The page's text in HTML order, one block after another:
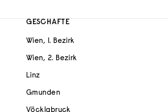
GESCHÄFTE
Wien, 1. Bezirk
Wien, 2. Bezirk
Linz
Gmunden
Vöcklabruck